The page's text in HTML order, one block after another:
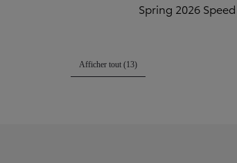
Spring 2026
Afficher tout (13)